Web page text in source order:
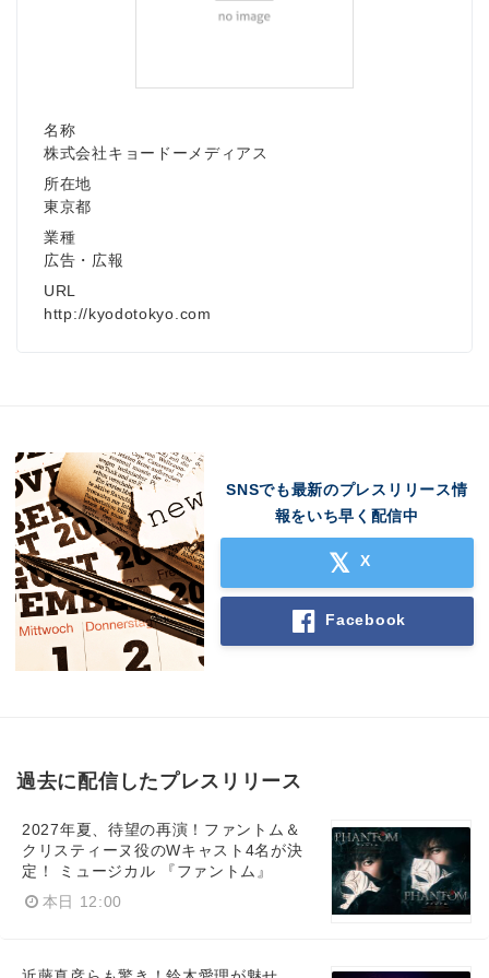
名称
株式会社キョードーメディアス
所在地
東京都
業種
広告・広報
URL
http://kyodotokyo.com
SNSでも最新のプレスリリース情
報をいち早く配信中
X
Facebook
過去に配信したプレスリリース
2027年夏、待望の再演！ファントム＆
クリスティーヌ役のWキャスト4名が決
定！ ミュージカル 『ファントム』
本日 12:00